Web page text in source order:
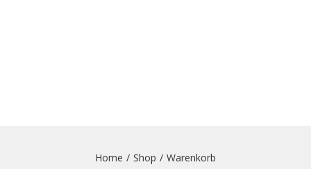
Home / Shop / Warenkorb